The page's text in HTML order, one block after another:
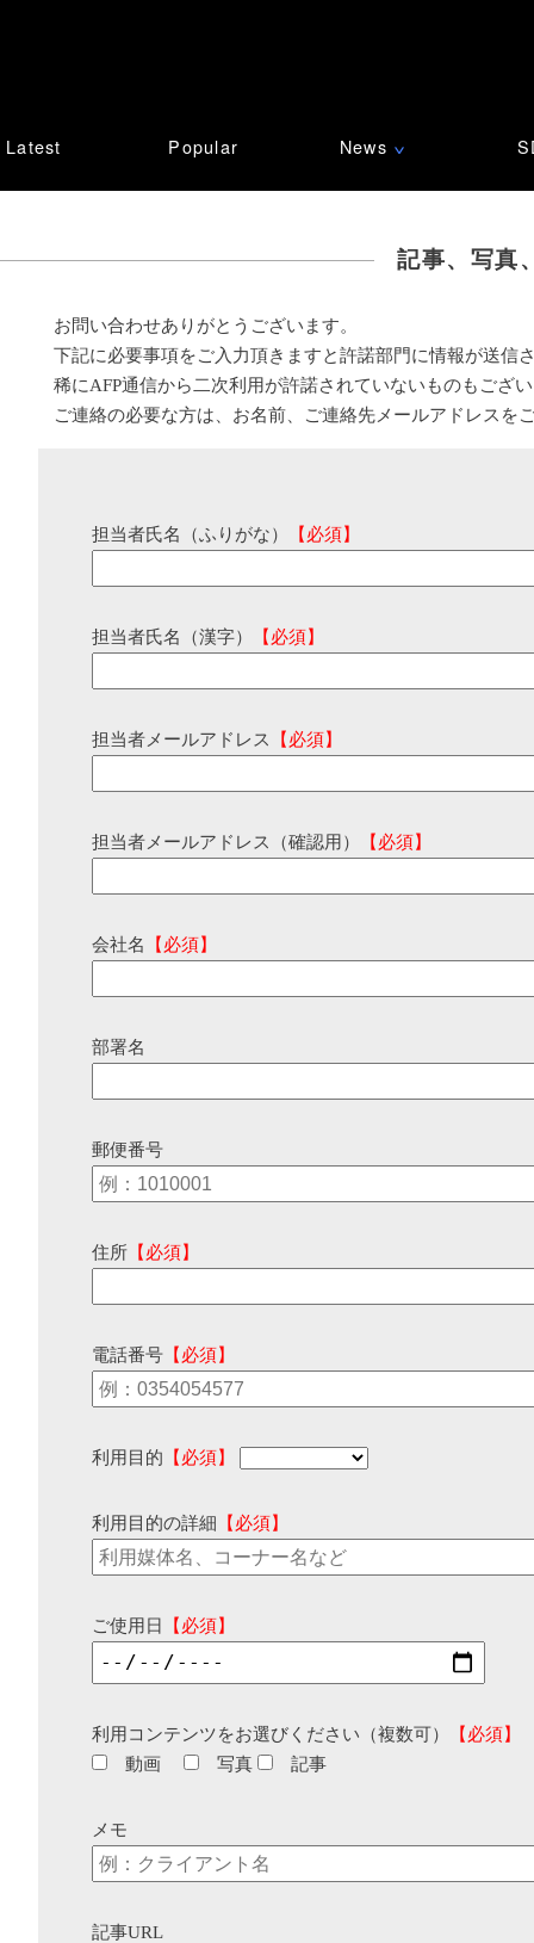
Latest Popular News ∨
記事、写真
お問い合わせありがとうございます。
下記に必要事項をご入力頂きますと許諾部門に情報が送信
稀にAFP通信から二次利用が許諾されていないものもござ
ご連絡の必要な方は、お名前、ご連絡先メールアドレスを
担当者氏名（ふりがな） 【必須】
担当者氏名（漢字） 【必須】
担当者メールアドレス 【必須】
担当者メールアドレス（確認用） 【必須】
会社名 【必須】
部署名
郵便番号
住所 【必須】
電話番号 【必須】
利用目的 【必須】
利用目的の詳細 【必須】
ご使用日 【必須】
利用コンテンツをお選びください（複数可）
【必須】
動画
写真 記事
メモ
記事URL